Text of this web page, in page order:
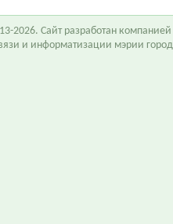
2026. Сайт разработан компанией
и информатизации мэрии